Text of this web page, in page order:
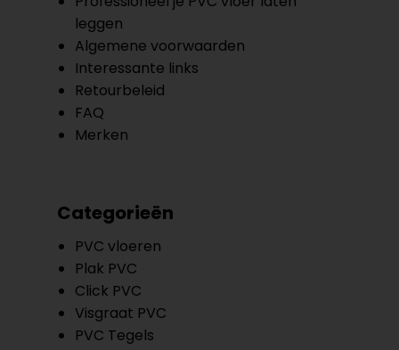
leggen
Algemene voorwaarden
Interessante links
Retourbeleid
FAQ
Merken
Categorieën
PVC vloeren
Plak PVC
Click PVC
Visgraat PVC
PVC Tegels